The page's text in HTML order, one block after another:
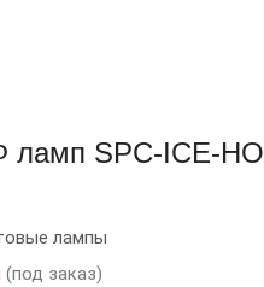
ламп SPC-ICE-HO
лампы
(под заказ)